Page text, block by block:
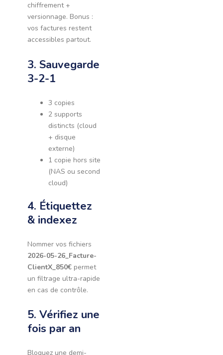
chiffrement +
versionnage. Bonus :
vos factures restent
accessibles partout.
3. Sauvegarde
3-2-1
3 copies
2 supports
distincts (cloud
+ disque
externe)
1 copie hors site
(NAS ou second
cloud)
4. Étiquettez
& indexez
Nommer vos fichiers
2026-05-26_Facture-
ClientX_850€permet
un filtrage ultra-rapide
en cas de contrôle.
5. Vérifiez une
fois par an
Bloquez une demi-